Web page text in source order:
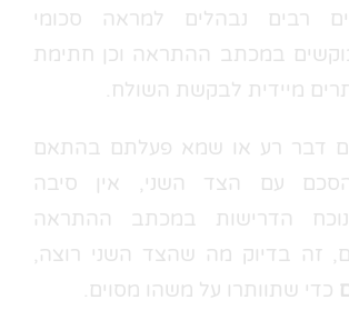
רבים נבהלים למראה סכומי
במכתב ההתראה וכן חתימת
מיידית לבקשת השולח.
דבר רע או שמא פעלתם בהתאם
עם הצד השני, אין סיבה
הדרישות במכתב ההתראה
זה בדיוק מה שהצד השני רוצה,
כדי שתוותרו על משהו מסוים.